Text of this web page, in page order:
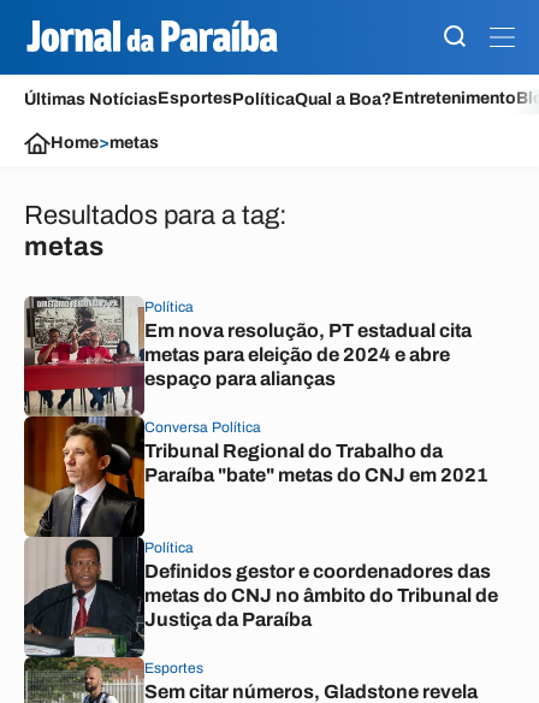
Últimas NotíciasEsportesPolíticaQual a Boa?Entretenimento
Home>metas
Resultados para a tag:
metas
Política
Em nova resolução, PT estadual cita
metas para eleição de 2024 e abre
espaço para alianças
Conversa Política
Tribunal Regional do Trabalho da
Paraíba "bate" metas do CNJ em 2021
Política
Definidos gestor e coordenadores das
metas do CNJ no âmbito do Tribunal de
Justiça da Paraíba
Esportes
Sem citar números, Gladstone revela